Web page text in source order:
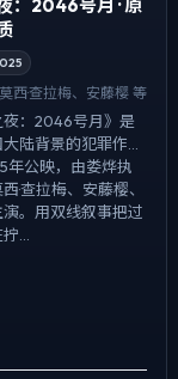
：2046号月 · 原
西·查拉梅、安藤樱 等
夜：2046号月》是
陆背景的犯罪作
年公映，由娄烨执
·查拉梅、安藤樱、
。用双线叙事把过
...